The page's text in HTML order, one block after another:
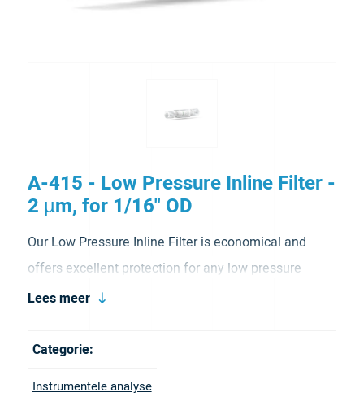
A-415 - Low Pressure Inline Filter -
2 µm, for 1/16" OD
Our Low Pressure Inline Filter is economical and
offers excellent protection for any low pressure
application. Available with a variety of optional frits,
a porosity of 2 µm and is for 1/16″OD tubing.
Lees meer
Categorie:
Instrumentele analyse